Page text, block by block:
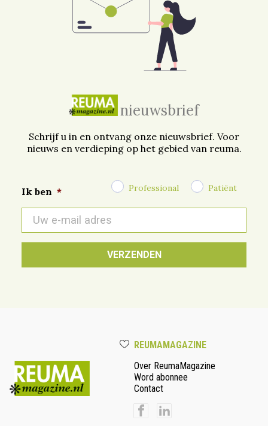
nieuwsbrief
Schrijf u in en ontvang onze nieuwsbrief. Voor
nieuws en verdieping op het gebied van reuma.
Ik ben * Professional Patiënt
mail
*
REUMAMAGAZINE
Over ReumaMagazine
Word abonnee
Contact